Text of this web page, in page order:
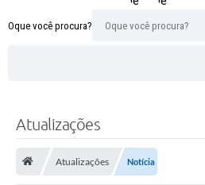
Oque você procura?
Atualizações
Atualizações Notícia